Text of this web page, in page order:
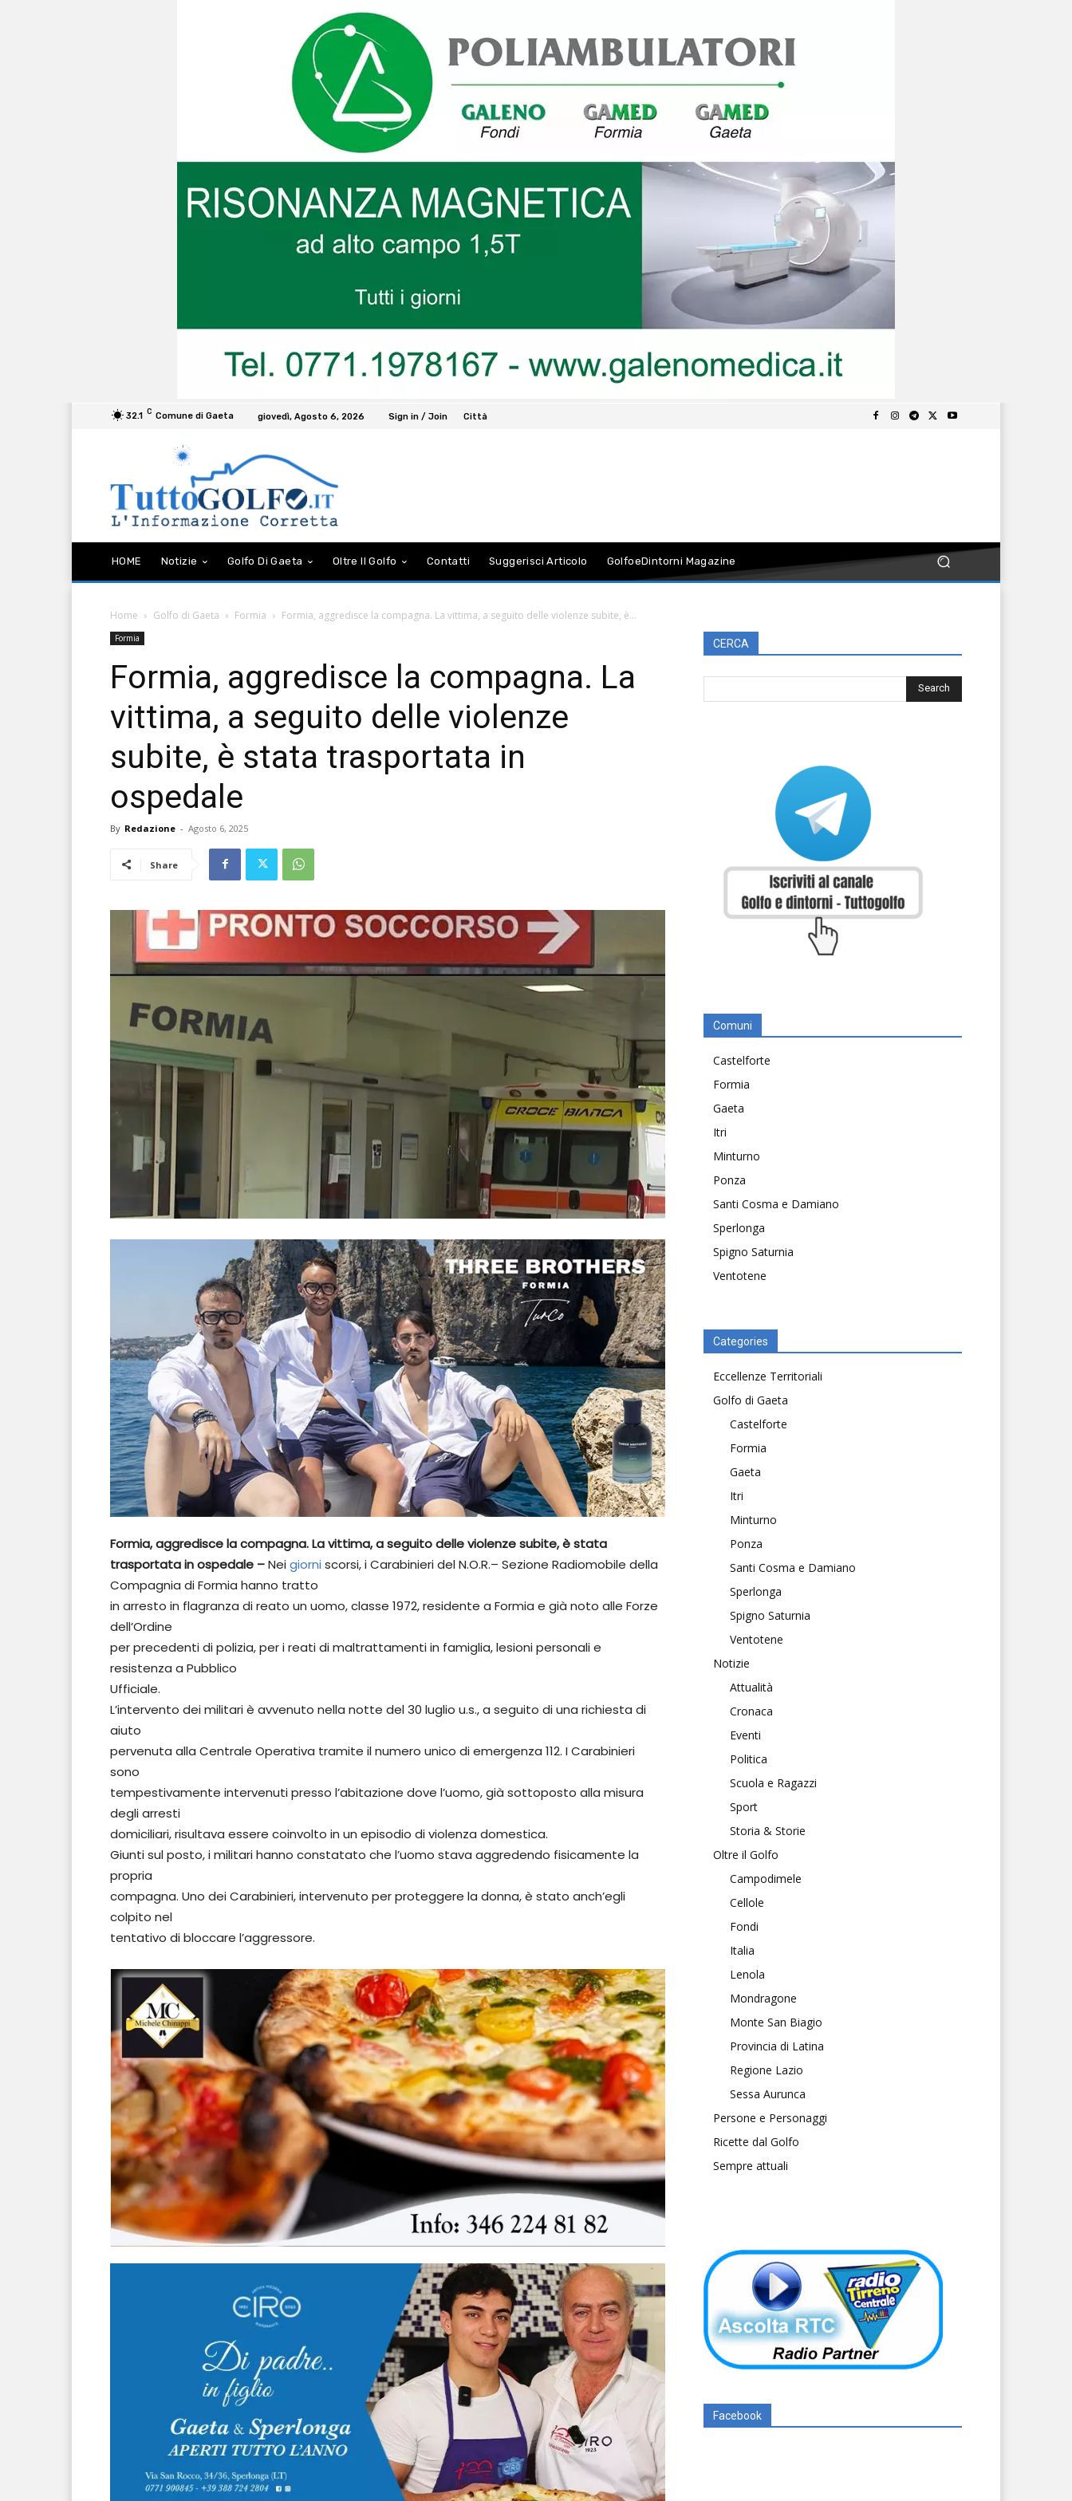
32.1 C Comune di Gaeta giovedì, Agosto 6, 2026 Sign in / Join Città
HOME Notizie Golfo Di Gaeta Oltre Il Golfo Contatti Suggerisci Articolo GolfoeDintorni Magazine
Home Golfo di Gaeta Formia Formia, aggredisce la compagna. La vittima, a seguito delle violenze subite, è...
Formia
Formia, aggredisce la compagna. La
vittima, a seguito delle violenze
subite, è stata trasportata in
ospedale
By Redazione - Agosto 6, 2025
Share
Formia, aggredisce la compagna. La vittima, a seguito delle violenze subite, è stata
trasportata in ospedale –Neigiorni scorsi, i Carabinieri del N.O.R.– Sezione Radiomobile della
Compagnia di Formia hanno tratto
in arresto in flagranza di reato un uomo, classe 1972, residente a Formia e già noto alle Forze
dell’Ordine
per precedenti di polizia, per i reati di maltrattamenti in famiglia, lesioni personali e
resistenza a Pubblico
Ufficiale.
L’intervento dei militari è avvenuto nella notte del 30 luglio u.s., a seguito di una richiesta di
aiuto
pervenuta alla Centrale Operativa tramite il numero unico di emergenza 112. I Carabinieri
sono
tempestivamente intervenuti presso l’abitazione dove l’uomo, già sottoposto alla misura
degli arresti
domiciliari, risultava essere coinvolto in un episodio di violenza domestica.
Giunti sul posto, i militari hanno constatato che l’uomo stava aggredendo fisicamente la
propria
compagna. Uno dei Carabinieri, intervenuto per proteggere la donna, è stato anch’egli
colpito nel
tentativo di bloccare l’aggressore.
CERCA
Comuni
Castelforte
Formia
Gaeta
Itri
Minturno
Ponza
Santi Cosma e Damiano
Sperlonga
Spigno Saturnia
Ventotene
Categories
Eccellenze Territoriali
Golfo di Gaeta
Castelforte
Formia
Gaeta
Itri
Minturno
Ponza
Santi Cosma e Damiano
Sperlonga
Spigno Saturnia
Ventotene
Notizie
Attualità
Cronaca
Eventi
Politica
Scuola e Ragazzi
Sport
Storia & Storie
Oltre il Golfo
Campodimele
Cellole
Fondi
Italia
Lenola
Mondragone
Monte San Biagio
Provincia di Latina
Regione Lazio
Sessa Aurunca
Persone e Personaggi
Ricette dal Golfo
Sempre attuali
Facebook